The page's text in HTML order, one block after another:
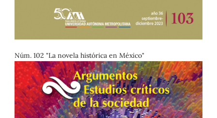
Núm. 102 "La novela histórica en México"